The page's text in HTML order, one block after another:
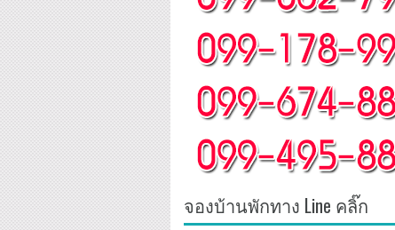
จองบ้านพักทาง Line คลิ๊ก